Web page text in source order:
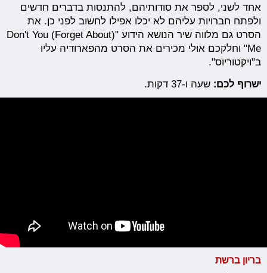
אחד לשני, לספר את סודותיהם, להתנסות בדברים חדשים
ולפתח חברויות עליהם לא יכלו אפילו לחשוב לפני כן. את
הסרט גם מלווה שיר הנושא הידוע "(Don't You (Forget About
Me" וחלקכם אולי מכירים את הסרט מהפארודיה עליו
ב"ויקטוריוס".
ישרוף לכם: שעה ו-37 דקות.
בריון ברשת